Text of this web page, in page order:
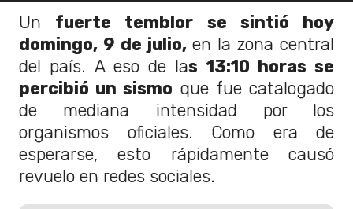
Un fuerte temblor se sintió hoy
domingo, 9 de julio,en la zona central
del país. A eso de las 13:10 horas se
percibió un sismo que fue catalogado
de mediana intensidad por los
organismos oficiales. Como era de
esperarse, esto rápidamente causó
revuelo en redes sociales.